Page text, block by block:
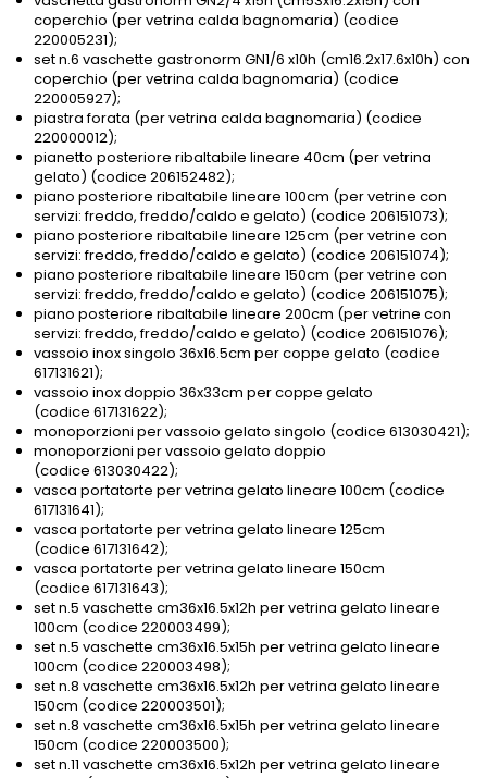
coperchio (per vetrina calda bagnomaria) (codice
220005231);
set n.6 vaschette gastronorm GN1/6 x10h (cm16.2x17.6x10h) con
coperchio (per vetrina calda bagnomaria) (codice
220005927);
piastra forata (per vetrina calda bagnomaria) (codice
220000012);
pianetto posteriore ribaltabile lineare 40cm (per vetrina
gelato) (codice 206152482);
piano posteriore ribaltabile lineare 100cm (per vetrine con
servizi: freddo, freddo/caldo e gelato) (codice 206151073);
piano posteriore ribaltabile lineare 125cm (per vetrine con
servizi: freddo, freddo/caldo e gelato) (codice 206151074);
piano posteriore ribaltabile lineare 150cm (per vetrine con
servizi: freddo, freddo/caldo e gelato) (codice 206151075);
piano posteriore ribaltabile lineare 200cm (per vetrine con
servizi: freddo, freddo/caldo e gelato) (codice 206151076);
vassoio inox singolo 36x16.5cm per coppe gelato (codice
617131621);
vassoio inox doppio 36x33cm per coppe gelato
(codice 617131622);
monoporzioni per vassoio gelato singolo (codice 613030421);
monoporzioni per vassoio gelato doppio
(codice 613030422);
vasca portatorte per vetrina gelato lineare 100cm (codice
617131641);
vasca portatorte per vetrina gelato lineare 125cm
(codice 617131642);
vasca portatorte per vetrina gelato lineare 150cm
(codice 617131643);
set n.5 vaschette cm36x16.5x12h per vetrina gelato lineare
100cm (codice 220003499);
set n.5 vaschette cm36x16.5x15h per vetrina gelato lineare
100cm (codice 220003498);
set n.8 vaschette cm36x16.5x12h per vetrina gelato lineare
150cm (codice 220003501);
set n.8 vaschette cm36x16.5x15h per vetrina gelato lineare
150cm (codice 220003500);
set n.11 vaschette cm36x16.5x12h per vetrina gelato lineare